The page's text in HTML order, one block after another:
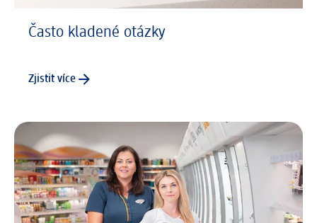
Často kladené otázky
Zjistit více